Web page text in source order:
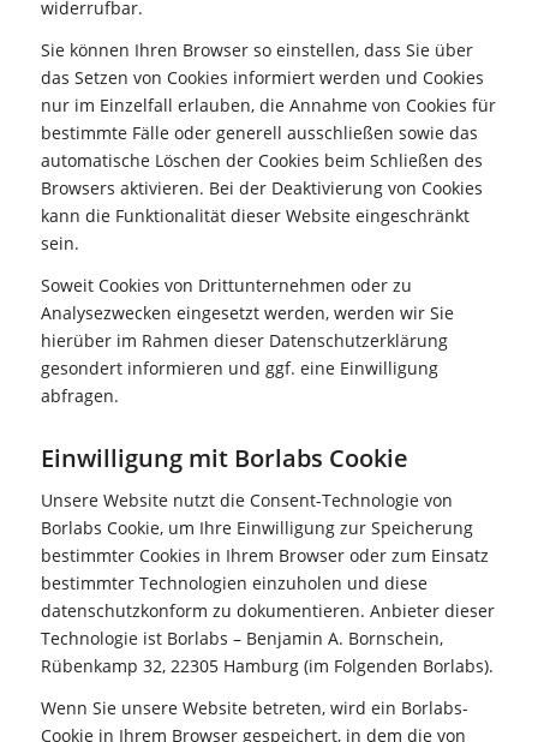
widerrufbar.
Sie können Ihren Browser so einstellen, dass Sie über
das Setzen von Cookies informiert werden und Cookies
nur im Einzelfall erlauben, die Annahme von Cookies für
bestimmte Fälle oder generell ausschließen sowie das
automatische Löschen der Cookies beim Schließen des
Browsers aktivieren. Bei der Deaktivierung von Cookies
kann die Funktionalität dieser Website eingeschränkt
sein.
Soweit Cookies von Drittunternehmen oder zu
Analysezwecken eingesetzt werden, werden wir Sie
hierüber im Rahmen dieser Datenschutzerklärung
gesondert informieren und ggf. eine Einwilligung
abfragen.
Einwilligung mit Borlabs Cookie
Unsere Website nutzt die Consent-Technologie von
Borlabs Cookie, um Ihre Einwilligung zur Speicherung
bestimmter Cookies in Ihrem Browser oder zum Einsatz
bestimmter Technologien einzuholen und diese
datenschutzkonform zu dokumentieren. Anbieter dieser
Technologie ist Borlabs – Benjamin A. Bornschein,
Rübenkamp 32, 22305 Hamburg (im Folgenden Borlabs).
Wenn Sie unsere Website betreten, wird ein Borlabs-
Cookie in Ihrem Browser gespeichert, in dem die von